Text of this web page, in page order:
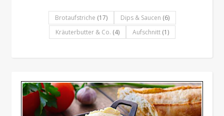
Brotaufstriche (17) Dips & Saucen (6)
Kräuterbutter & Co. (4) Aufschnitt (1)